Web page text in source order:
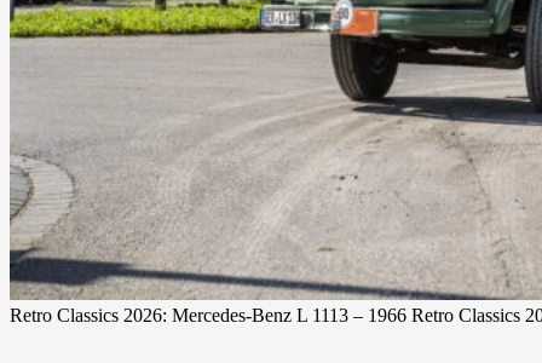
Retro Classics 2026: Mercedes‑Benz L 1113 – 1966 Retro Classics